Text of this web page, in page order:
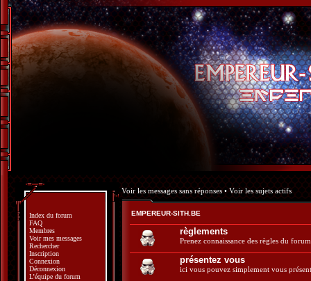
Voir les messages sans réponses • Voir les sujets actifs
EMPEREUR-SITH.BE
règlements
Prenez connaissance des règles du forum
présentez vous
ici vous pouvez simplement vous
Index du forum
FAQ
Membres
Voir mes messages
Rechercher
Inscription
Connexion
Déconnexion
L’équipe du forum